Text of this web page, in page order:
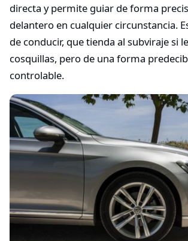
directa y permite guiar de forma
delantero en cualquier circunstancia.
de conducir, que tienda al subviraje si
cosquillas, pero de una forma
controlable.